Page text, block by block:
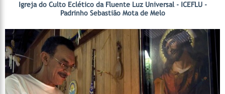
Igreja do Culto Eclético da Fluente Luz Universal - ICEFLU -
Padrinho Sebastião Mota de Melo